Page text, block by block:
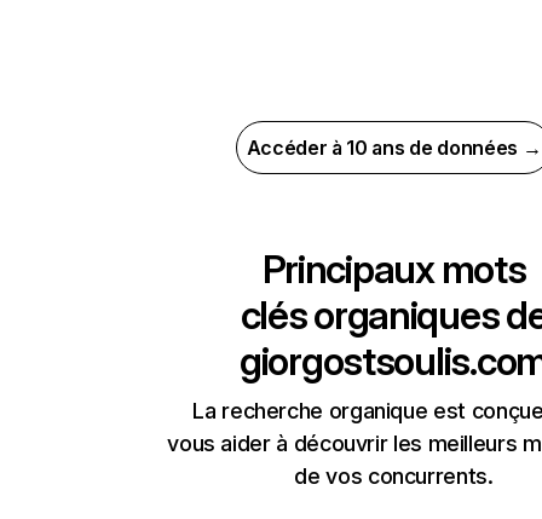
Accéder à 10 ans de données →
Principaux mots
clés organiques
La recherche organique est
vous aider à découvrir les meilleurs
de vos concurrents.